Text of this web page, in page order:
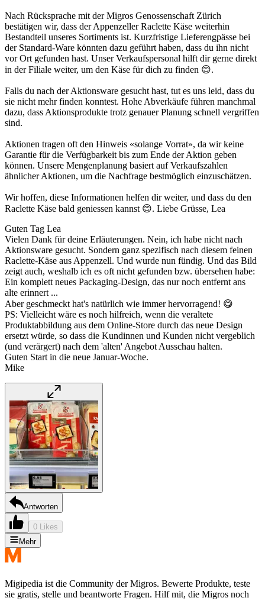
Nach Rücksprache mit der Migros Genossenschaft Zürich
bestätigen wir, dass der Appenzeller Raclette Käse weiterhin
Bestandteil unseres Sortiments ist. Kurzfristige Lieferengpässe bei
der Standard-Ware könnten dazu geführt haben, dass du ihn nicht
vor Ort gefunden hast. Unser Verkaufspersonal hilft dir gerne direkt
in der Filiale weiter, um den Käse für dich zu finden 😊.
Falls du nach der Aktionsware gesucht hast, tut es uns leid, dass du
sie nicht mehr finden konntest. Hohe Abverkäufe führen manchmal
dazu, dass Aktionsprodukte trotz genauer Planung schnell vergriffen
sind.
Aktionen tragen oft den Hinweis «solange Vorrat», da wir keine
Garantie für die Verfügbarkeit bis zum Ende der Aktion geben
können. Unsere Mengenplanung basiert auf Verkaufszahlen
ähnlicher Aktionen, um die Nachfrage bestmöglich einzuschätzen.
Wir hoffen, diese Informationen helfen dir weiter, und dass du den
Raclette Käse bald geniessen kannst 😊. Liebe Grüsse, Lea
Guten Tag Lea
Vielen Dank für deine Erläuterungen. Nein, ich habe nicht nach
Aktionsware gesucht. Sondern ganz spezifisch nach diesem feinen
Raclette-Käse aus Appenzell. Und wurde nun fündig. Und das Bild
zeigt auch, weshalb ich es oft nicht gefunden bzw. übersehen habe:
Ein komplett neues Packaging-Design, das nur noch entfernt ans
alte erinnert ...
Aber geschmeckt hat's natürlich wie immer hervorragend! 😋
PS: Vielleicht wäre es noch hilfreich, wenn die veraltete
Produktabbildung aus dem Online-Store durch das neue Design
ersetzt würde, so dass die Kundinnen und Kunden nicht vergeblich
(und verärgert) nach dem 'alten' Angebot Ausschau halten.
Guten Start in die neue Januar-Woche.
Mike
Antworten
0 Likes
Mehr
Migipedia ist die Community der Migros. Bewerte Produkte, teste
sie gratis, stelle und beantworte Fragen. Hilf mit, die Migros noch